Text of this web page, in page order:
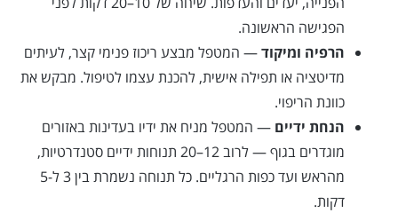
הפגישה הראשונה.
הרפיה ומיקוד— המטפל מבצע ריכוז פנימי קצר, לעיתים
מדיטציה או תפילה אישית, להכנת עצמו לטיפול. מבקש את
כוונת הריפוי.
הנחת ידיים — המטפל מניח את ידיו בעדינות באזורים
מוגדרים בגוף — לרוב 12–20 תנוחות ידיים סטנדרטיות,
מהראש ועד כפות הרגליים. כל תנוחה נשמרת בין 3 ל-5
דקות.